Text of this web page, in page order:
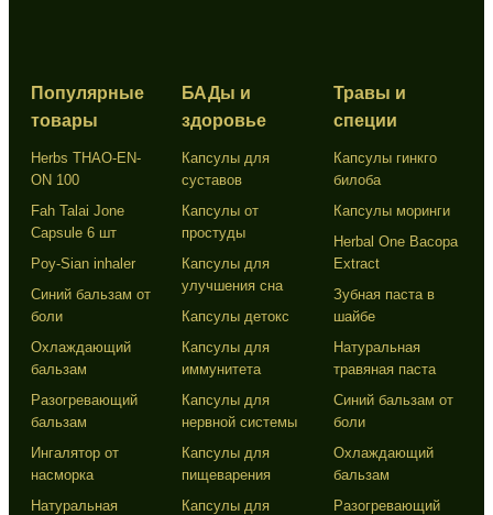
Популярные
товары
Herbs THAO-EN-
ON 100
Fah Talai Jone
Capsule 6 шт
Poy-Sian inhaler
Синий бальзам от
боли
Охлаждающий
бальзам
Разогревающий
бальзам
Ингалятор от
насморка
Натуральная
БАДы и
здоровье
Капсулы для
суставов
Капсулы от
простуды
Капсулы для
улучшения сна
Капсулы детокс
Капсулы для
иммунитета
Капсулы для
нервной системы
Капсулы для
пищеварения
Капсулы для
Травы и
специи
Капсулы гинкго
билоба
Капсулы моринги
Herbal One Bacopa
Extract
Зубная паста в
шайбе
Натуральная
травяная паста
Синий бальзам от
боли
Охлаждающий
бальзам
Разогревающий